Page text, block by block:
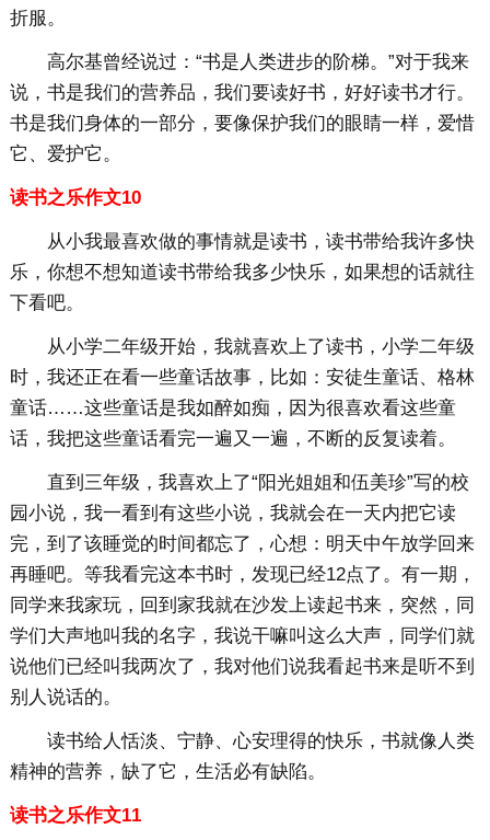
折服。
高尔基曾经说过：“书是人类进步的阶梯。”对于我来
说，书是我们的营养品，我们要读好书，好好读书才行。
书是我们身体的一部分，要像保护我们的眼睛一样，爱惜
它、爱护它。
读书之乐作文10
从小我最喜欢做的事情就是读书，读书带给我许多快
乐，你想不想知道读书带给我多少快乐，如果想的话就往
下看吧。
从小学二年级开始，我就喜欢上了读书，小学二年级
时，我还正在看一些童话故事，比如：安徒生童话、格林
童话……这些童话是我如醉如痴，因为很喜欢看这些童
话，我把这些童话看完一遍又一遍，不断的反复读着。
直到三年级，我喜欢上了“阳光姐姐和伍美珍”写的校
园小说，我一看到有这些小说，我就会在一天内把它读
完，到了该睡觉的时间都忘了，心想：明天中午放学回来
再睡吧。等我看完这本书时，发现已经12点了。有一期，
同学来我家玩，回到家我就在沙发上读起书来，突然，同
学们大声地叫我的名字，我说干嘛叫这么大声，同学们就
说他们已经叫我两次了，我对他们说我看起书来是听不到
别人说话的。
读书给人恬淡、宁静、心安理得的快乐，书就像人类
精神的营养，缺了它，生活必有缺陷。
读书之乐作文11